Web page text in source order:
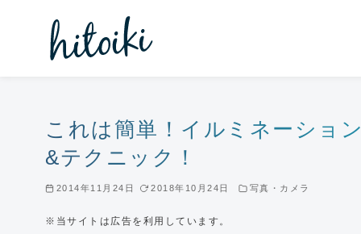
これは簡単！イルミネーショ
&テクニック！
2014年11月24日 2018年10月24日 写真・カメラ
※当サイトは広告を利用しています。